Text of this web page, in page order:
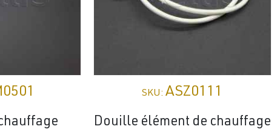
SKU:ASZ0111
Douille élément de chauffage